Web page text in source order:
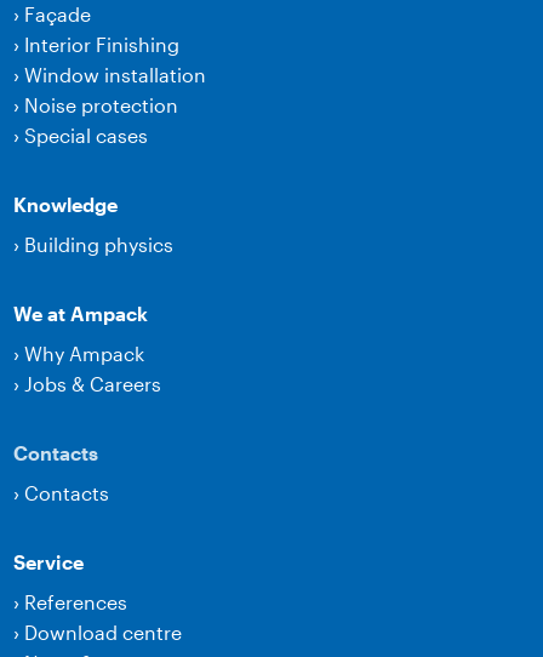
› Façade
› Interior Finishing
›Window installation
› Noise protection
›Special cases
Knowledge
› Building physics
We at Ampack
›Why Ampack
› Jobs & Careers
Contacts
›Contacts
Service
› References
› Download centre